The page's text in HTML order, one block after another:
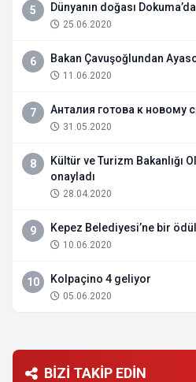
5 Dünyanın doğası Dokuma’da
25.06.2020
6 Bakan Çavuşoğlundan
11.06.2020
7 Анталия готова к новому
31.05.2020
8
Kültür ve Turizm Bakanlığı
onayladı
28.04.2020
9 Kepez Belediyesi’ne bir
10.06.2020
10 Kolpaçino 4 geliyor
05.06.2020
BİZİ TAKİP EDİN